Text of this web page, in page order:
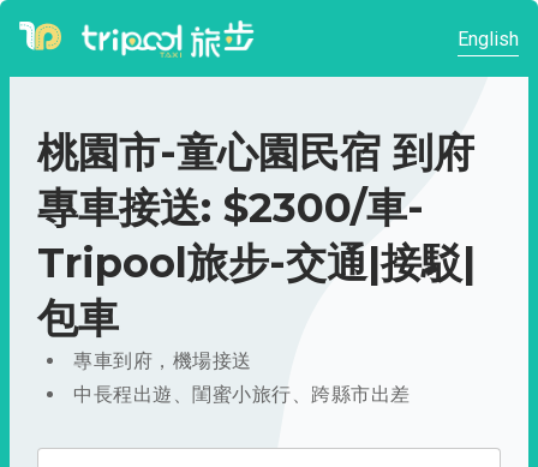
English
桃園市-童心園民宿 到府
專車接送: $2300/車-
Tripool旅步-交通|接駁|
包車
專車到府，機場接送
中長程出遊、閨蜜小旅行、跨縣市出差